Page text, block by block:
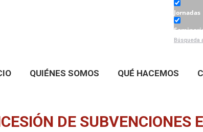
Jornadas
Búsqueda
QUIÉNES SOMOS QUÉ HACEMOS
DE SUBVENCIONES